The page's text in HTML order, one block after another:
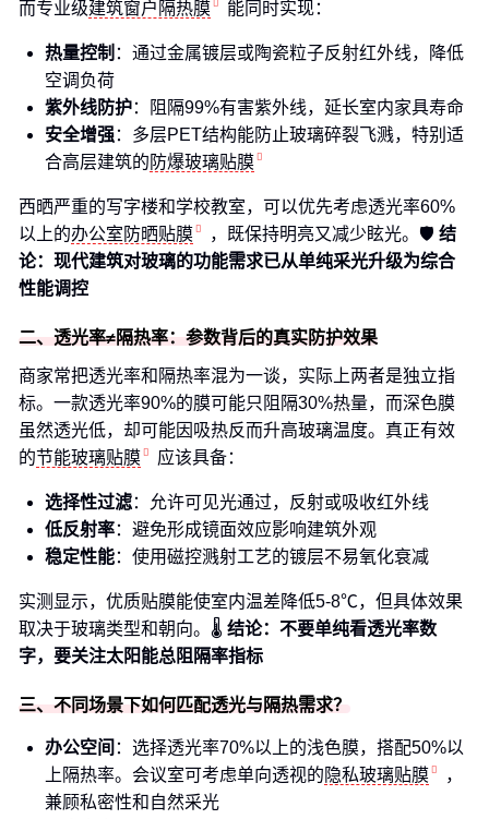
而专业级建筑窗户隔热膜 能同时实现：
热量控制 ：通过金属镀层或陶瓷粒子反射红外线，降低
空调负荷
紫外线防护：阻隔99%有害紫外线，延长室内家具寿命
安全增强：多层PET结构能防止玻璃碎裂飞溅，特别适
合高层建筑的 防爆玻璃贴膜
西晒严重的写字楼和学校教室，可以优先考虑透光率60%
以上的办公室防晒贴膜 ，既保持明亮又减少眩光。🛡️ 结
论：现代建筑对玻璃的功能需求已从单纯采光升级为综合
性能调控
二、透光率≠隔热率：参数背后的真实防护效果
商家常把透光率和隔热率混为一谈，实际上两者是独立指
标。一款透光率90%的膜可能只阻隔30%热量，而深色膜
虽然透光低，却可能因吸热反而升高玻璃温度。真正有效
的节能玻璃贴膜 应该具备：
选择性过滤：允许可见光通过，反射或吸收红外线
低反射率：避免形成镜面效应影响建筑外观
稳定性能：使用磁控溅射工艺的镀层不易氧化衰减
实测显示，优质贴膜能使室内温差降低5-8℃，但具体效果
取决于玻璃类型和朝向。🌡️ 结论：不要单纯看透光率数
字，要关注太阳能总阻隔率指标
三、不同场景下如何匹配透光与隔热需求？
办公空间 ：选择透光率70%以上的浅色膜，搭配50%以
上隔热率。会议室可考虑单向透视的 隐私玻璃贴膜
，
兼顾私密性和自然采光